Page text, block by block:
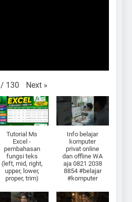
/ 130 Next »
Tutorial Ms
Excel -
pembahasan
fungsi teks
(left, mid, right,
upper, lower,
proper, trim)
Info belajar
komputer
privat online
dan offline WA
aja 0821 2038
8854 #belajar
#komputer